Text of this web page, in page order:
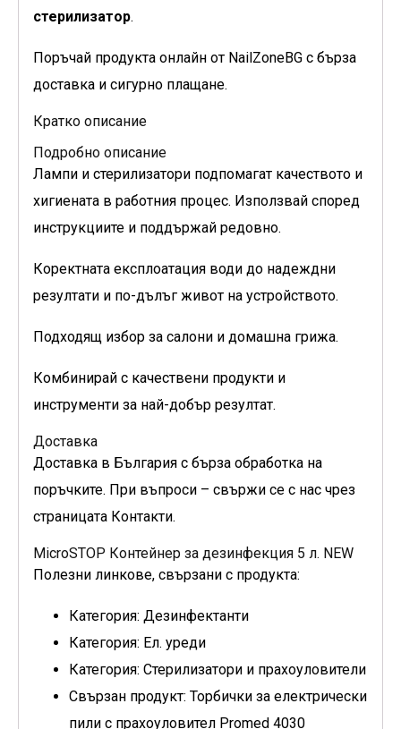
стерилизатор.
Поръчай продукта онлайн от NailZoneBG с бърза
доставка и сигурно плащане.
Кратко описание
Подробно описание
Лампи и стерилизатори подпомагат качеството и
хигиената в работния процес. Използвай според
инструкциите и поддържай редовно.
Коректната експлоатация води до надеждни
резултати и по-дълъг живот на устройството.
Подходящ избор за салони и домашна грижа.
Комбинирай с качествени продукти и
инструменти за най-добър резултат.
Доставка
Доставка в България с бърза обработка на
поръчките. При въпроси – свържи се с нас чрез
страницата Контакти.
MicroSTOP Контейнер за дезинфекция 5 л. NEW
Полезни линкове, свързани с продукта:
Категория: Дезинфектанти
Категория: Ел. уреди
Категория: Стерилизатори и прахоуловители
Свързан продукт: Торбички за електрически
пили с прахоуловител Promed 4030